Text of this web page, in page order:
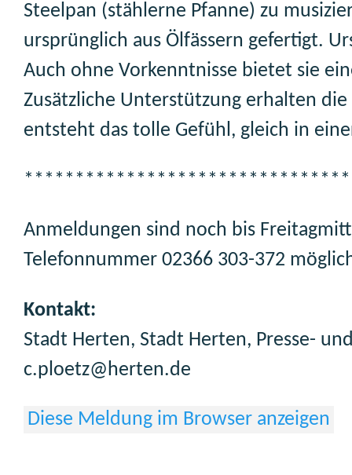
Steelpan (stählerne Pfanne) zu
ursprünglich aus Ölfässern gefertigt.
Auch ohne Vorkenntnisse bietet sie
Zusätzliche Unterstützung erhalten
entsteht das tolle Gefühl, gleich in
Anmeldungen sind noch bis
Telefonnummer 02366 303-372
Kontakt:
Stadt Herten, Stadt Herten, Presse-
c.ploetz@herten.de
Diese Meldung im Browser anzeigen